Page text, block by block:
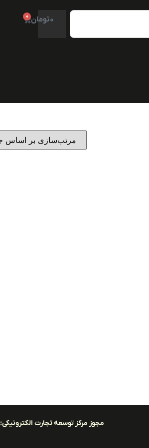
0تومان 0
مجوز مرکز توسعه تجارت الکترونیکی: